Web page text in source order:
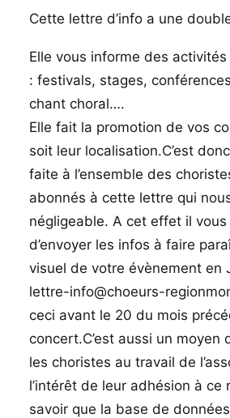
Cette lettre d’info a une
Elle vous informe des activités
: festivals, stages,
chant choral….
Elle fait la promotion de vos
soit leur localisation.C’est
faite à l’ensemble des
abonnés à cette lettre qui
négligeable. A cet effet il
d’envoyer les infos à faire
visuel de votre évènement en
lettre-info@choeurs-
ceci avant le 20 du mois
concert.C’est aussi un moyen
les choristes au travail de
l’intérêt de leur adhésion à ce
savoir que la base de